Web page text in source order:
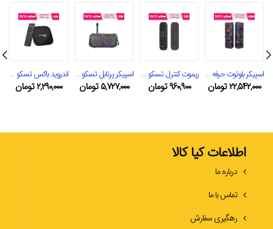
اسپیکر بلوتوث حرفه ای تسکو مدل TS 2095
۲۲,۵۴۲,۰۰۰تومان
ریموت کنترل تسکو مدل TRC 191
۹۶۰,۹۰۰تومان
اسپیکر پرتابل تسکو مدل TS 23460
۵,۷۲۷,۰۰۰ تومان
اندروید باکس تسکو مدل تب TAB 100
۲,۲۹۰,۰۰۰تومان
اطلاعات کیا کالا
درباره ما
تماس با ما
رهگیری سفارش